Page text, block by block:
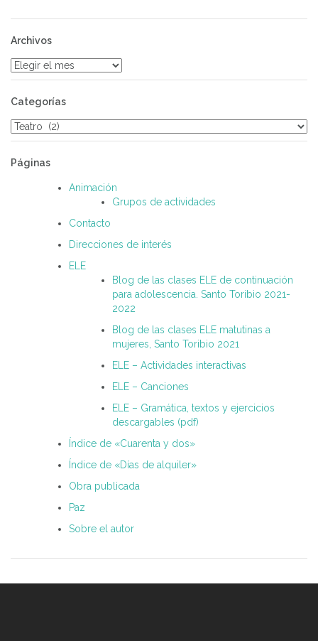
Archivos
Archivos
Categorías
Categorías
Páginas
Animación
Grupos de actividades
Contacto
Direcciones de interés
ELE
Blog de las clases ELE de continuación
para adolescencia. Santo Toribio 2021-
2022
Blog de las clases ELE matutinas a
mujeres, Santo Toribio 2021
ELE – Actividades interactivas
ELE – Canciones
ELE – Gramática, textos y ejercicios
descargables (pdf)
Índice de «Cuarenta y dos»
Índice de «Días de alquiler»
Obra publicada
Paz
Sobre el autor